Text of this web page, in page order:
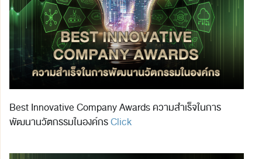
Best Innovative Company Awards ความสำเร็จในการ
พัฒนานวัตกรรมในองค์กรClick